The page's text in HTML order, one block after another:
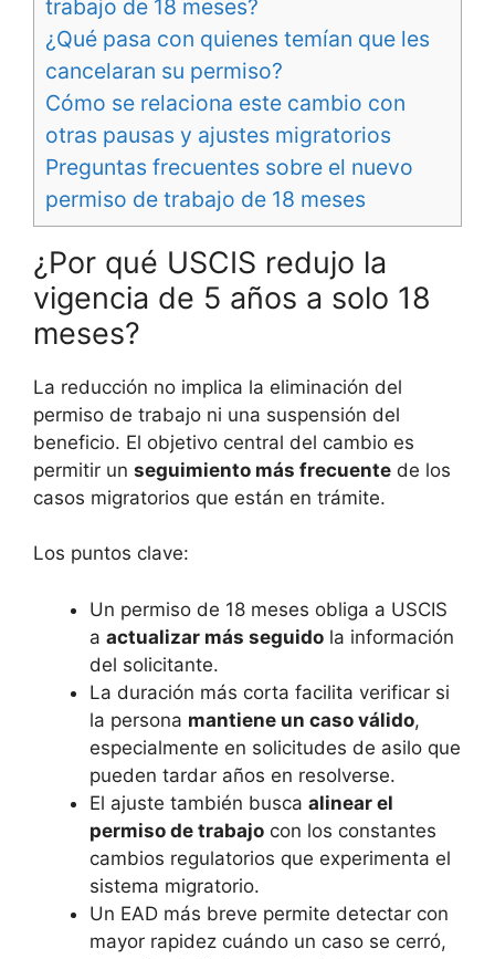
trabajo de 18 meses?
¿Qué pasa con quienes temían que les
cancelaran su permiso?
Cómo se relaciona este cambio con
otras pausas y ajustes migratorios
Preguntas frecuentes sobre el nuevo
permiso de trabajo de 18 meses
¿Por qué USCIS redujo la
vigencia de 5 años a solo 18
meses?
La reducción no implica la eliminación del
permiso de trabajo ni una suspensión del
beneficio. El objetivo central del cambio es
permitir un seguimiento más frecuente de los
casos migratorios que están en trámite.
Los puntos clave:
Un permiso de 18 meses obliga a USCIS
a actualizar más seguido la información
del solicitante.
La duración más corta facilita verificar si
la persona mantiene un caso válido,
especialmente en solicitudes de asilo que
pueden tardar años en resolverse.
El ajuste también busca alinear el
permiso de trabajo con los constantes
cambios regulatorios que experimenta el
sistema migratorio.
Un EAD más breve permite detectar con
mayor rapidez cuándo un caso se cerró,